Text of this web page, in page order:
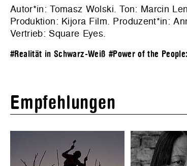
Autor*in: Tomasz Wolski. Ton: Marcin
Produktion: Kijora Film. Produzent*in:
Vertrieb: Square Eyes.
#Realität in Schwarz-Weiß #Power of the
Empfehlungen